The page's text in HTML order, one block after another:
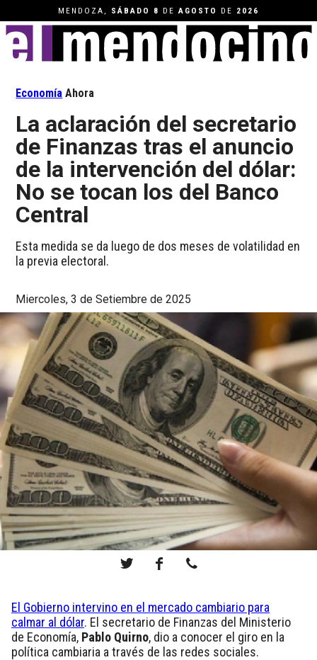
MENDOZA, SÁBADO 8 DEAGOSTO DE 2026
Economía Ahora
La aclaración del secretario
de Finanzas tras el anuncio
de la intervención del dólar:
No se tocan los del Banco
Central
Esta medida se da luego de dos meses de volatilidad en
la previa electoral.
Miercoles, 3 de Setiembre de 2025
El Gobierno intervino en el mercado cambiario para
calmar al dólar. El secretario de Finanzas del Ministerio
de Economía, Pablo Quirno, dio a conocer el giro en la
política cambiaria a través de las redes sociales.